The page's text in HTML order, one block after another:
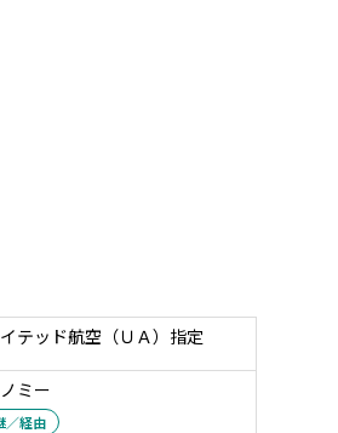
テッド航空（ＵＡ）指定
ミー
／経由